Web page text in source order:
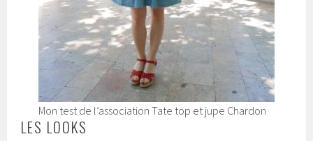
Mon test de l’association Tate top et jupe Chardon
LES LOOKS